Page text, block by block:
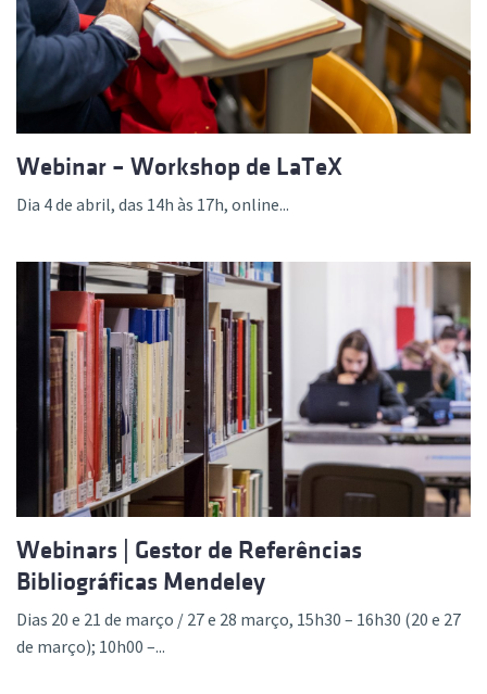
Webinar – Workshop de LaTeX
Dia 4 de abril, das 14h às 17h, online...
Webinars | Gestor de Referências
Bibliográficas Mendeley
Dias 20 e 21 de março / 27 e 28 março, 15h30 – 16h30 (20 e 27
de março); 10h00 –...